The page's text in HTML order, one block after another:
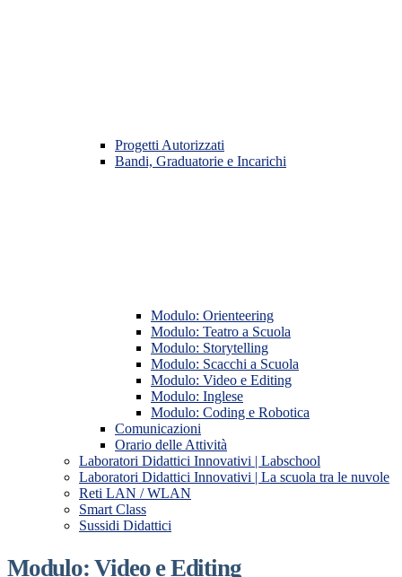
Progetti Autorizzati
Bandi, Graduatorie e Incarichi
Modulo: Orienteering
Modulo: Teatro a Scuola
Modulo: Storytelling
Modulo: Scacchi a Scuola
Modulo: Video e Editing
Modulo: Inglese
Modulo: Coding e Robotica
Comunicazioni
Orario delle Attività
Laboratori Didattici Innovativi | Labschool
Laboratori Didattici Innovativi | La scuola tra le nuvole
Reti LAN / WLAN
Smart Class
Sussidi Didattici
Modulo: Video e Editing